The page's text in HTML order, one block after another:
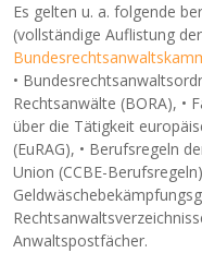
Es gelten u. a. folgende
(vollständige Auflistung
•
Rechtsanwälte (BORA), •
über die Tätigkeit
(EuRAG), • Berufsregeln
Union (CCBE-
Anwaltspostfächer.